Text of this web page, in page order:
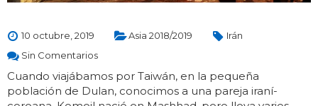
10 octubre, 2019 Asia 2018/2019
Irán
Sin Comentarios
Cuando viajábamos por Taiwán, en la pequeña
población de Dulan, conocimos a una pareja iraní-